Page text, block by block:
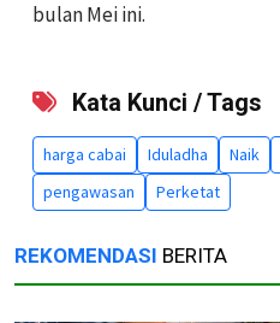
bulan Mei ini.
Kata Kunci / Tags
harga cabai Iduladha Naik
pengawasan
Perketat
REKOMENDASI BERITA